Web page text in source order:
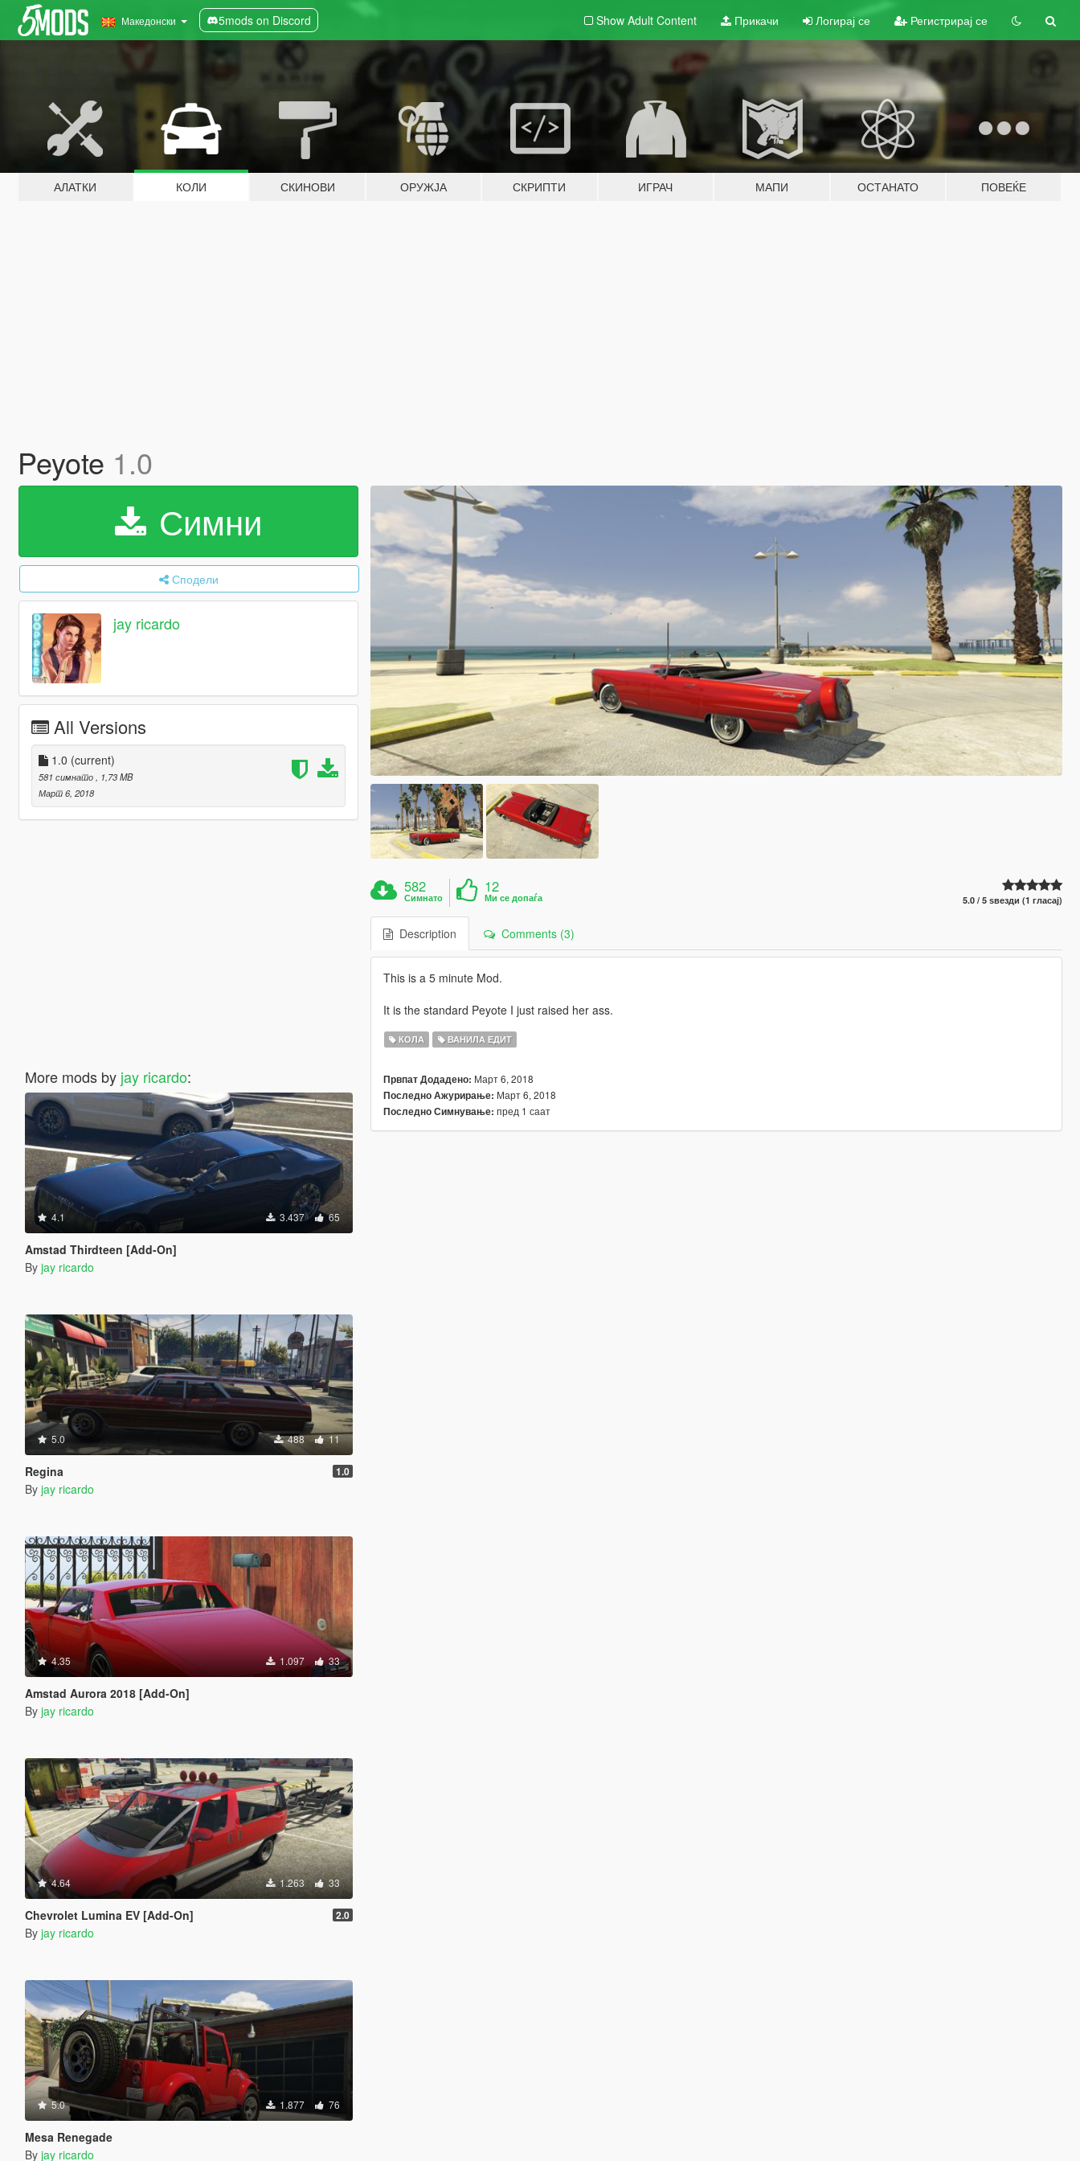
Македонски 5mods on Discord Show Adult Content Прикачи Логирај се Регистрирај се
АЛАТКИ КОЛИ СКИНОВИ ОРУЖЈА СКРИПТИ ИГРАЧ МАПИ ОСТАНАТО ПОВЕЌЕ
Peyote 1.0
Симни
Сподели
jay ricardo
All Versions
1.0 (current)
581 симнато
, 1,73 MB
Март 6, 2018
More mods by jay ricardo:
4.1 3.437 65
Amstad Thirdteen [Add-On]
By jay ricardo
5.0 488 11
Regina 1.0
By jay ricardo
4.35 1.097 33
Amstad Aurora 2018 [Add-On]
By jay ricardo
4.64 1.263 33
Chevrolet Lumina EV [Add-On] 2.0
By jay ricardo
5.0 1.877 76
Mesa Renegade
By jay ricardo
582
Симнато
12
Ми се допаѓа 5.0 / 5 ѕвезди (1 гласај)
Description Comments (3)
This is a 5 minute Mod.
It is the standard Peyote I just raised her ass.
КОЛА ВАНИЛА ЕДИТ
Првпат Додадено: Март 6, 2018
Последно Ажурирање: Март 6, 2018
Последно Симнување: пред 1 саат